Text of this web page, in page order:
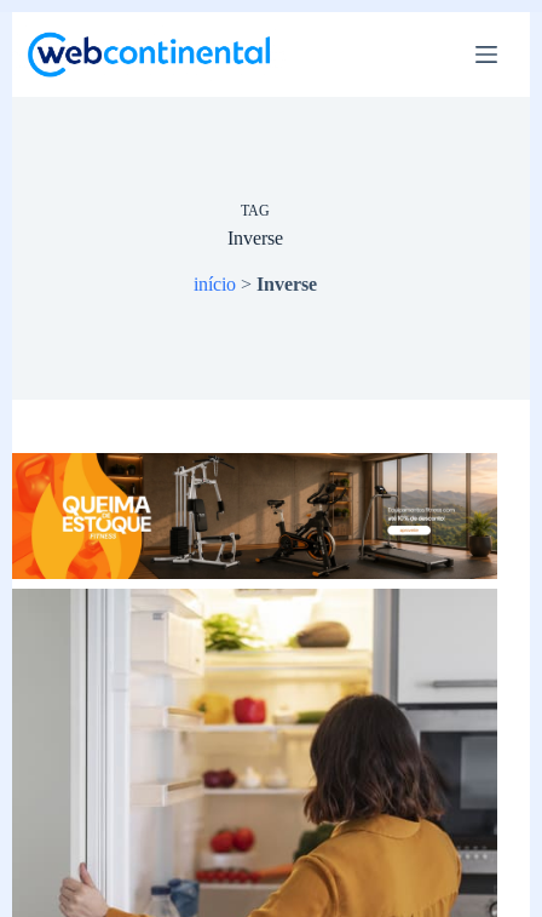
para
TAG
Inverse
início> Inverse